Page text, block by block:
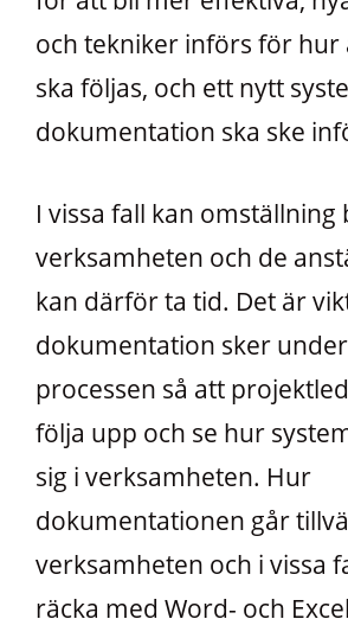
och tekniker införs för hur
ska följas, och ett nytt
dokumentation ska ske
I vissa fall kan
verksamheten och de
kan därför ta tid. Det är
dokumentation sker
processen så att
följa upp och se hur
sig i verksamheten. Hur
dokumentationen går
verksamheten och i vissa
räcka med Word- och